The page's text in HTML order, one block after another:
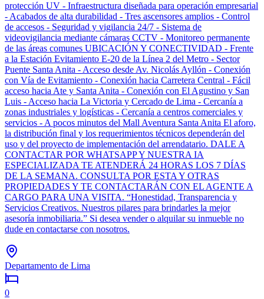
protección UV - Infraestructura diseñada para operación empresarial
- Acabados de alta durabilidad - Tres ascensores amplios - Control
de accesos - Seguridad y vigilancia 24/7 - Sistema de
videovigilancia mediante cámaras CCTV - Monitoreo permanente
de las áreas comunes UBICACIÓN Y CONECTIVIDAD - Frente
a la Estación Evitamiento E-20 de la Línea 2 del Metro - Sector
Puente Santa Anita - Acceso desde Av. Nicolás Ayllón - Conexión
con Vía de Evitamiento - Conexión hacia Carretera Central - Fácil
acceso hacia Ate y Santa Anita - Conexión con El Agustino y San
Luis - Acceso hacia La Victoria y Cercado de Lima - Cercanía a
zonas industriales y logísticas - Cercanía a centros comerciales y
servicios - A pocos minutos del Mall Aventura Santa Anita El aforo,
la distribución final y los requerimientos técnicos dependerán del
uso y del proyecto de implementación del arrendatario. DALE A
CONTACTAR POR WHATSAPP Y NUESTRA IA
ESPECIALIZADA TE ATENDERÁ 24 HORAS LOS 7 DÍAS
DE LA SEMANA. CONSULTA POR ESTA Y OTRAS
PROPIEDADES Y TE CONTACTARÁN CON EL AGENTE A
CARGO PARA UNA VISITA. “Honestidad, Transparencia y
Servicios Creativos. Nuestros pilares para brindarles la mejor
asesoría inmobiliaria.” Si desea vender o alquilar su inmueble no
dude en contactarse con nosotros.
Departamento de Lima
0